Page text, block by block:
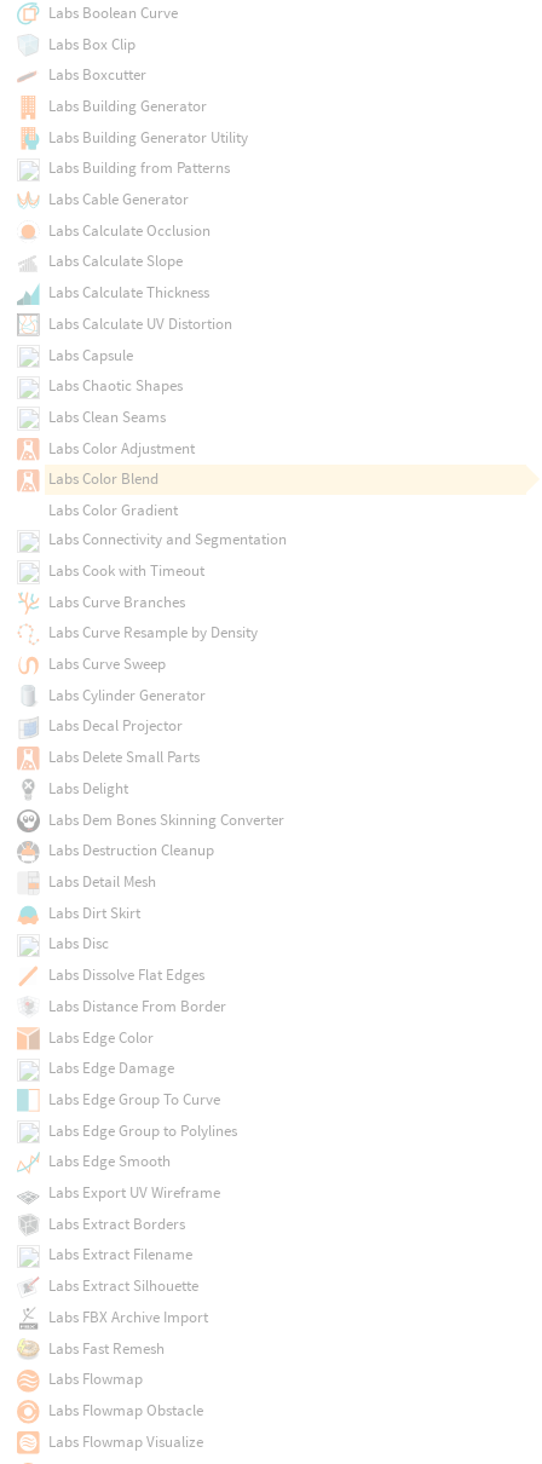
Labs Boolean Curve
Labs Box Clip
Labs Boxcutter
Labs Building Generator
Labs Building Generator Utility
Labs Building from Patterns
Labs Cable Generator
Labs Calculate Occlusion
Labs Calculate Slope
Labs Calculate Thickness
Labs Calculate UV Distortion
Labs Capsule
Labs Chaotic Shapes
Labs Clean Seams
Labs Color Adjustment
Labs Color Blend
Labs Color Gradient
Labs Connectivity and Segmentation
Labs Cook with Timeout
Labs Curve Branches
Labs Curve Resample by Density
Labs Curve Sweep
Labs Cylinder Generator
Labs Decal Projector
Labs Delete Small Parts
Labs Delight
Labs Dem Bones Skinning Converter
Labs Destruction Cleanup
Labs Detail Mesh
Labs Dirt Skirt
Labs Disc
Labs Dissolve Flat Edges
Labs Distance From Border
Labs Edge Color
Labs Edge Damage
Labs Edge Group To Curve
Labs Edge Group to Polylines
Labs Edge Smooth
Labs Export UV Wireframe
Labs Extract Borders
Labs Extract Filename
Labs Extract Silhouette
Labs FBX Archive Import
Labs Fast Remesh
Labs Flowmap
Labs Flowmap Obstacle
Labs Flowmap Visualize